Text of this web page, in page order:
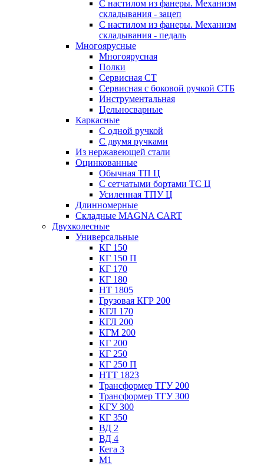
С настилом из фанеры. Механизм
складывания - зацеп
С настилом из фанеры. Механизм
складывания - педаль
Многоярусные
Многоярусная
Полки
Сервисная СТ
Сервисная с боковой ручкой СТБ
Инструментальная
Цельносварные
Каркасные
С одной ручкой
С двумя ручками
Из нержавеющей стали
Оцинкованные
Обычная ТП Ц
С сетчатыми бортами ТС Ц
Усиленная ТПУ Ц
Длинномерные
Складные MAGNA CART
Двухколесные
Универсальные
КГ 150
КГ 150 П
КГ 170
КГ 180
НТ 1805
Грузовая КГР 200
КГЛ 170
КГЛ 200
КГМ 200
КГ 200
КГ 250
КГ 250 П
НТТ 1823
Трансформер ТГУ 200
Трансформер ТГУ 300
КГУ 300
КГ 350
ВД 2
ВД 4
Кега 3
М1